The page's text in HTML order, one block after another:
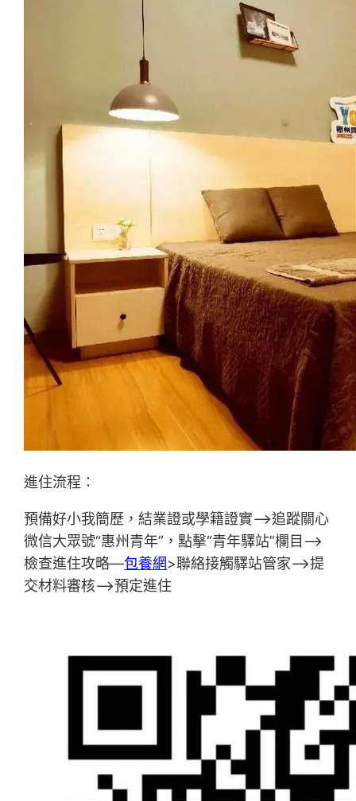
進住流程：
預備好小我簡歷，結業證或學籍證實—>追蹤關心
微信大眾號“惠州青年”，點擊“青年驛站”欄目—>
檢查進住攻略—包養網>聯絡接觸驛站管家—>提
交材料審核—>預定進住